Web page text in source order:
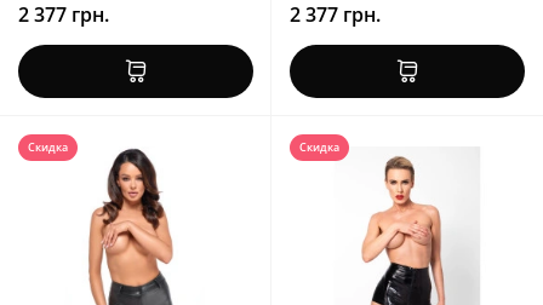
2 377 грн. 2 377 грн.
Скидка Скидка